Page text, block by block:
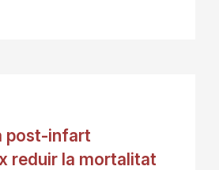
post-infart
reduir la mortalitat